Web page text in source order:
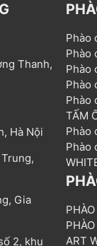
Thanh,
Hà Nội
Gia
2, khu
Phào
Phào
Phào
Phào
Phào
TẤM
Phào
Phào
ART